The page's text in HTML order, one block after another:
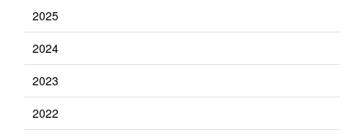
2025
2024
2023
2022